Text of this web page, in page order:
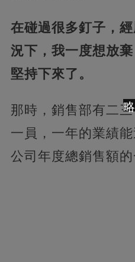
在碰過很多釘子，
況下，我一度想放
堅持下來了。
那時，銷售部有二
一員，一年的業績
公司年度總銷售額的